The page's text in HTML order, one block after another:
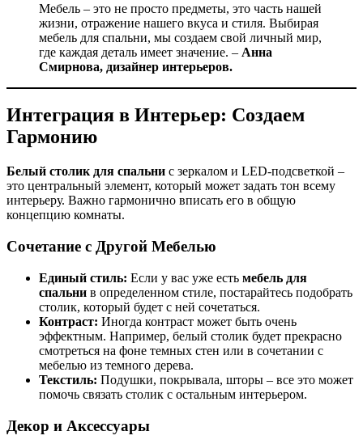
Мебель – это не просто предметы, это часть нашей
жизни, отражение нашего вкуса и стиля. Выбирая
мебель для спальни, мы создаем свой личный мир,
где каждая деталь имеет значение. – Анна
Смирнова, дизайнер интерьеров.
Интеграция в Интерьер: Создаем
Гармонию
Белый столик для спальни с зеркалом и LED-подсветкой –
это центральный элемент, который может задать тон всему
интерьеру. Важно гармонично вписать его в общую
концепцию комнаты.
Сочетание с Другой Мебелью
Единый стиль: Если у вас уже есть мебель для
спальни в определенном стиле, постарайтесь подобрать
столик, который будет с ней сочетаться.
Контраст: Иногда контраст может быть очень
эффектным. Например, белый столик будет прекрасно
смотреться на фоне темных стен или в сочетании с
мебелью из темного дерева.
Текстиль: Подушки, покрывала, шторы – все это может
помочь связать столик с остальным интерьером.
Декор и Аксессуары